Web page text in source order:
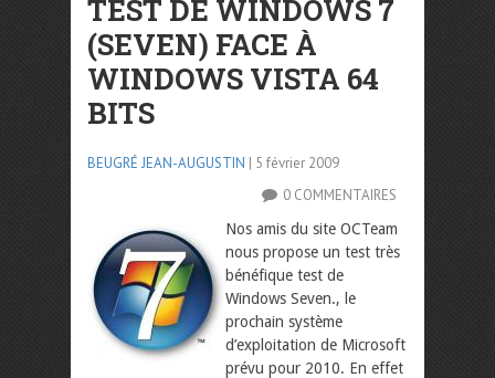
TEST DE WINDOWS 7
(SEVEN) FACE À
WINDOWS VISTA 64
BITS
BEUGRÉ JEAN-AUGUSTIN | 5 février 2009
0 COMMENTAIRES
Nos amis du site OCTeam
nous propose un test très
bénéfique test de
Windows Seven., le
prochain système
d’exploitation de Microsoft
prévu pour 2010. En effet